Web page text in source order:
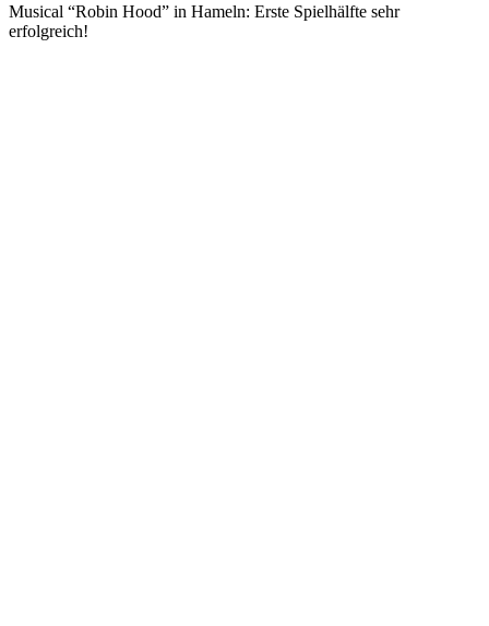
Musical “Robin Hood” in Hameln: Erste Spielhälfte sehr
erfolgreich!